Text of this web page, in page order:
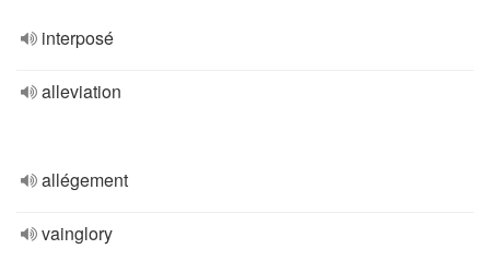
interposé
alleviation
allégement
vainglory